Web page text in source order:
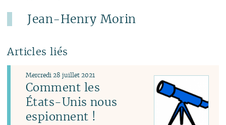
Jean-Henry Morin
Articles liés
Comment les
États-Unis nous
espionnent !
Mercredi 28 juillet 2021